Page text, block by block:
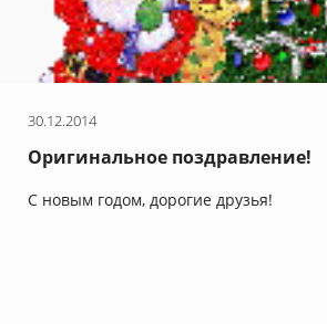
30.12.2014
Оригинальное поздравление!
С новым годом, дорогие друзья!